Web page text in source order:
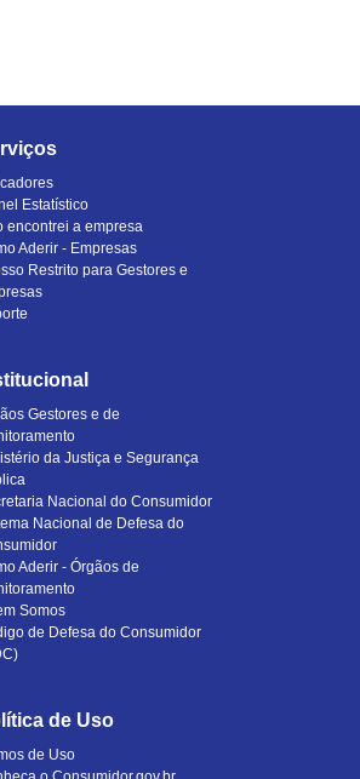
Estatístico
encontrei a empresa
Aderir - Empresas
Restrito para Gestores e
Gestores e de
da Justiça e Segurança
Nacional do Consumidor
Nacional de Defesa do
Aderir - Órgãos de
Somos
de Defesa do Consumidor
de Uso
de Uso